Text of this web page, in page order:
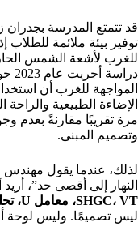
قد تتمتع المدرسة
توفير بيئة ملائمة
للغرب لأشعة الشمس
المواجهة للغرب أن
مرة تقريبًا مقارنةً بعدم
وتصميم المبنى.
لذلك، عندما يقول
النهار إلى أقصى حد”،
SHGC، VT، معامل U، تحليل الوهج، ونمذجة حمل التبريد
ليس تصميمًا. وليس لوحة